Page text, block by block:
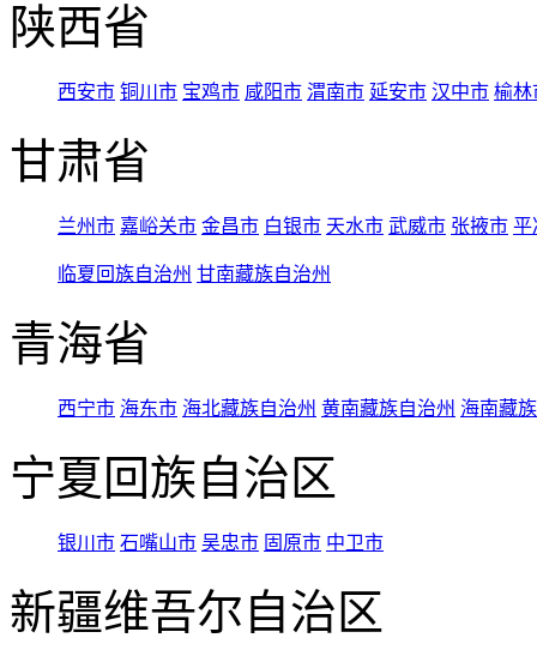
陕西省
西安市 铜川市 宝鸡市 咸阳市 渭南市 延安市 汉中市 榆林
甘肃省
兰州市 嘉峪关市 金昌市 白银市 天水市 武威市 张掖市 平
临夏回族自治州 甘南藏族自治州
青海省
西宁市 海东市 海北藏族自治州 黄南藏族自治州 海南藏
宁夏回族自治区
银川市 石嘴山市 吴忠市 固原市 中卫市
新疆维吾尔自治区